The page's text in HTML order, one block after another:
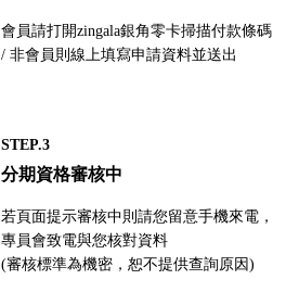
會員請打開zingala銀角零卡掃描付款條碼
/ 非會員則線上填寫申請資料並送出
STEP.3
分期資格審核中
若頁面提示審核中則請您留意手機來電，
專員會致電與您核對資料
(審核標準為機密，恕不提供查詢原因)